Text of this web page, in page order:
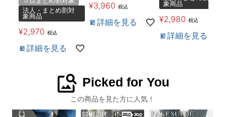
法人・まとめ割対
象商品
¥2,970 税込
詳細を見る
¥3,960 税込
詳細を見る
象商品
¥2,980 税込
詳細を見る
image_search Picked for You
この商品を見た方に人気！